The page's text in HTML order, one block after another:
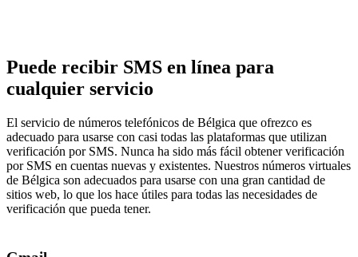
Puede recibir SMS en línea para
cualquier servicio
El servicio de números telefónicos de Bélgica que ofrezco es
adecuado para usarse con casi todas las plataformas que utilizan
verificación por SMS. Nunca ha sido más fácil obtener verificación
por SMS en cuentas nuevas y existentes. Nuestros números virtuales
de Bélgica son adecuados para usarse con una gran cantidad de
sitios web, lo que los hace útiles para todas las necesidades de
verificación que pueda tener.